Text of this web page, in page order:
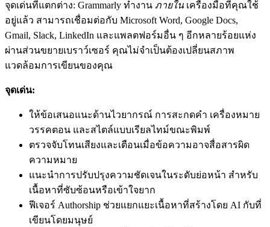
จุดเด่นที่แตกต่าง: Grammarly ทำงาน ภายใน เครื่องมือที่คุณใช้
อยู่แล้ว สามารถเชื่อมต่อกับ Microsoft Word, Google Docs,
Gmail, Slack, LinkedIn และแพลตฟอร์มอื่น ๆ อีกหลายร้อยแห่ง
ผ่านส่วนขยายเบราว์เซอร์ คุณไม่จำเป็นต้องเปลี่ยนสภาพ
แวดล้อมการเขียนของคุณ
จุดเด่น:
ให้ข้อเสนอแนะด้านไวยากรณ์ การสะกดคำ เครื่องหมาย
วรรคตอน และสไตล์แบบเรียลไทม์ขณะพิมพ์
ตรวจจับโทนเสียงและเตือนเมื่อข้อความอาจสื่อสารผิด
ความหมาย
แนะนำการปรับปรุงความชัดเจนในระดับย่อหน้า สำหรับ
เนื้อหาที่ซับซ้อนหรือเข้าใจยาก
ฟีเจอร์ Authorship ช่วยแยกแยะเนื้อหาที่สร้างโดย AI กับที่
เขียนโดยมนุษย์